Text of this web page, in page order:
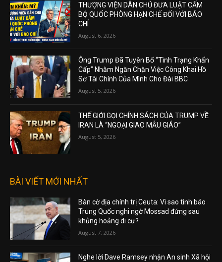
THƯỢNG VIỆN DÂN CHỦ ĐƯA LUẬT CẤM
BỘ QUỐC PHÒNG HẠN CHẾ ĐỐI VỚI BÁO
CHÍ
August 6, 2026
Ông Trump Đã Tuyên Bố “Tình Trạng Khẩn
Cấp” Nhằm Ngăn Chặn Việc Công Khai Hồ
Sơ Tài Chính Của Mình Cho Đài BBC
August 5, 2026
THẾ GIỚI GỌI CHÍNH SÁCH CỦA TRUMP VỀ
IRAN LÀ “NGOẠI GIAO MẪU GIÁO”
August 5, 2026
BÀI VIẾT MỚI NHẤT
Bàn cờ địa chính trị Ceuta: Vì sao tình báo
Trung Quốc nghi ngờ Mossad đứng sau
khủng hoảng di cư?
August 7, 2026
Nghe lời Dave Ramsey nhận An sinh Xã hội